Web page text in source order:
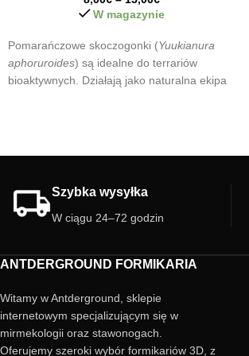
W magazynie
Pomarańczowe skoczogonki (Yuukianura
aphoruroides) są idealne do terrariów
bioaktywnych. Działają jako naturalna ekipa
Szybka wysyłka
W ciągu 24–72 godzin
ANTDERGROUND FORMIKARIA
Witamy w Antderground, sklepie
internetowym specjalizującym się w
mirmekologii oraz stawonogach.
Oferujemy szeroki wybór formikariów 3D, z